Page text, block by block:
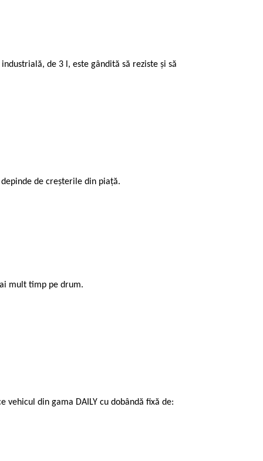
de 3 l, este gândită să reziste și să
de creșterile din piață.
mult timp pe drum.
din gama DAILY cu dobândă fixă de: